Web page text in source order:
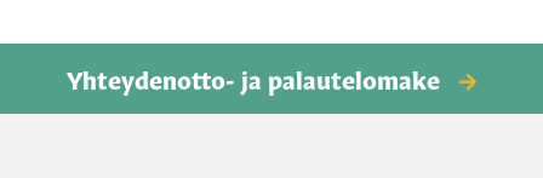
Posio-tuotteet-en
Yhteydenotto- ja palautelomake